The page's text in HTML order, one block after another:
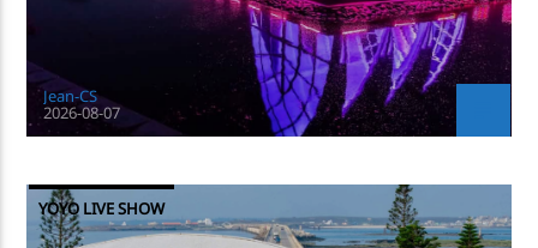
Jean-CS
2026-08-07
YOYO LIVE SHOW